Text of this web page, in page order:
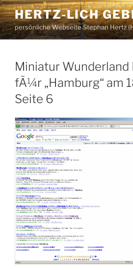
Zum
Inhalt
springen
HERTZ-LICH
persönliche Webseite Stephan Hertz
Miniatur Wunderland
fÃ¼r „Hamburg“ am
Seite 6